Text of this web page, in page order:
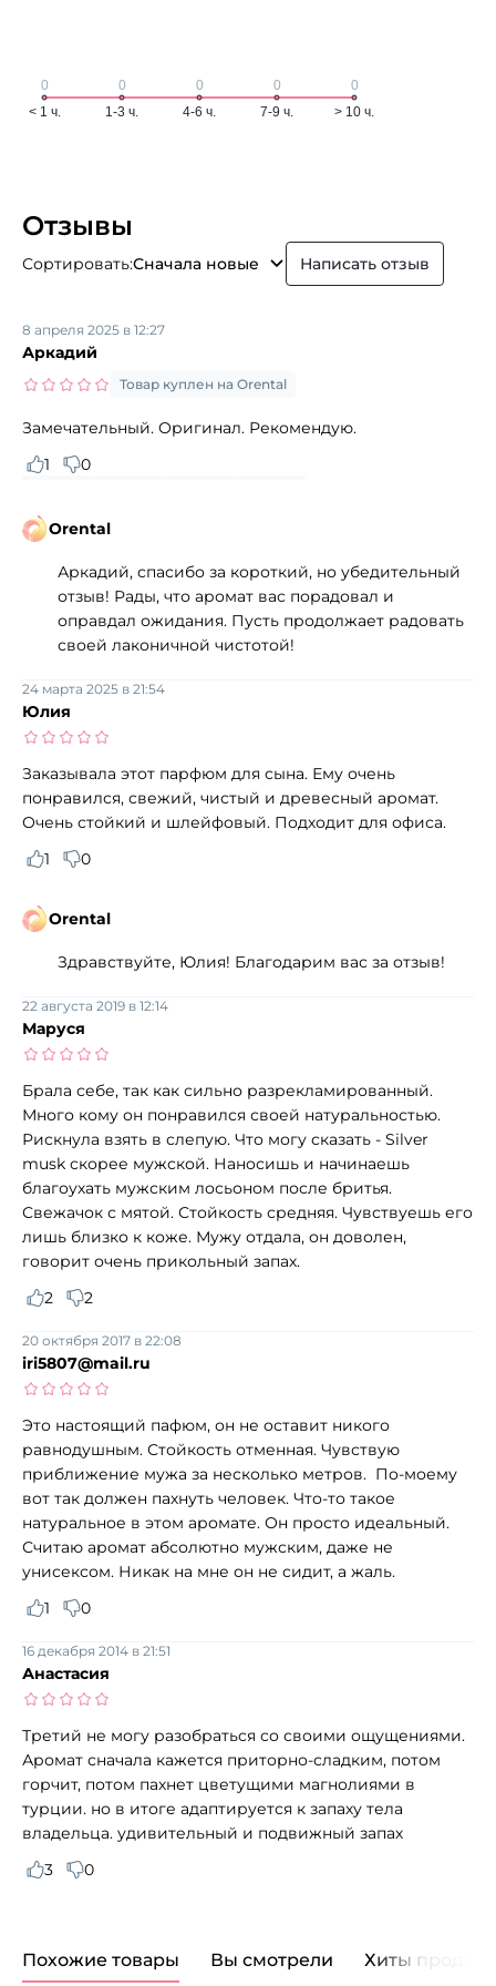
Отзывы
Сортировать:Сначала новые Написать отзыв
Аркадий
8 апреля 2025 в 12:27
Товар куплен на Orental
Замечательный. Оригинал. Рекомендую.
1
0
Orental
Аркадий, спасибо за короткий, но убедительный
отзыв! Рады, что аромат вас порадовал и
оправдал ожидания. Пусть продолжает радовать
своей лаконичной чистотой!
Юлия
24 марта 2025 в 21:54
Заказывала этот парфюм для сына. Ему очень
понравился, свежий, чистый и древесный аромат.
Очень стойкий и шлейфовый. Подходит для офиса.
1
0
Orental
Здравствуйте, Юлия! Благодарим вас за отзыв!
Маруся
22 августа 2019 в 12:14
Брала себе, так как сильно разрекламированный.
Много кому он понравился своей натуральностью.
Рискнула взять в слепую. Что могу сказать - Silver
musk скорее мужской. Наносишь и начинаешь
благоухать мужским лосьоном после бритья.
Свежачок с мятой. Стойкость средняя. Чувствуешь его
лишь близко к коже. Мужу отдала, он доволен,
говорит очень прикольный запах.
2
2
iri5807@mail.ru
20 октября 2017 в 22:08
Это настоящий пафюм, он не оставит никого
равнодушным. Стойкость отменная. Чувствую
приближение мужа за несколько метров. По-моему
вот так должен пахнуть человек. Что-то такое
натуральное в этом аромате. Он просто идеальный.
Считаю аромат абсолютно мужским, даже не
унисексом. Никак на мне он не сидит, а жаль.
1
0
Анастасия
16 декабря 2014 в 21:51
Третий не могу разобраться со своими ощущениями.
Аромат сначала кажется приторно-сладким, потом
горчит, потом пахнет цветущими магнолиями в
турции. но в итоге адаптируется к запаху тела
владельца. удивительный и подвижный запах
3
0
Похожие товары Вы смотрели Хиты продаж